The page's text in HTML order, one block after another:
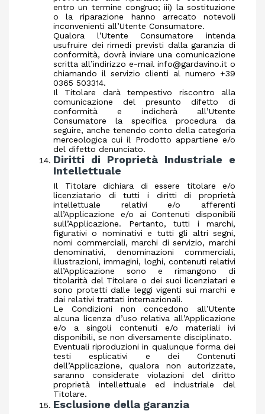
entro un termine congruo; iii) la sostituzione
o la riparazione hanno arrecato notevoli
inconvenienti all’Utente Consumatore.
Qualora l’Utente Consumatore intenda
usufruire dei rimedi previsti dalla garanzia di
conformità, dovrà inviare una comunicazione
scritta all’indirizzo e-mail info@gardavino.it o
chiamando il servizio clienti al numero +39
0365 503314.
Il Titolare darà tempestivo riscontro alla
comunicazione del presunto difetto di
conformità e indicherà all’Utente
Consumatore la specifica procedura da
seguire, anche tenendo conto della categoria
merceologica cui il Prodotto appartiene e/o
del difetto denunciato.
Diritti di Proprietà Industriale e
Intellettuale
Il Titolare dichiara di essere titolare e/o
licenziatario di tutti i diritti di proprietà
intellettuale relativi e/o afferenti
all’Applicazione e/o ai Contenuti disponibili
sull’Applicazione. Pertanto, tutti i marchi,
figurativi o nominativi e tutti gli altri segni,
nomi commerciali, marchi di servizio, marchi
denominativi, denominazioni commerciali,
illustrazioni, immagini, loghi, contenuti relativi
all’Applicazione sono e rimangono di
titolarità del Titolare o dei suoi licenziatari e
sono protetti dalle leggi vigenti sui marchi e
dai relativi trattati internazionali.
Le Condizioni non concedono all’Utente
alcuna licenza d’uso relativa all’Applicazione
e/o a singoli contenuti e/o materiali ivi
disponibili, se non diversamente disciplinato.
Eventuali riproduzioni in qualunque forma dei
testi esplicativi e dei Contenuti
dell’Applicazione, qualora non autorizzate,
saranno considerate violazioni del diritto
proprietà intellettuale ed industriale del
Titolare.
Esclusione della garanzia